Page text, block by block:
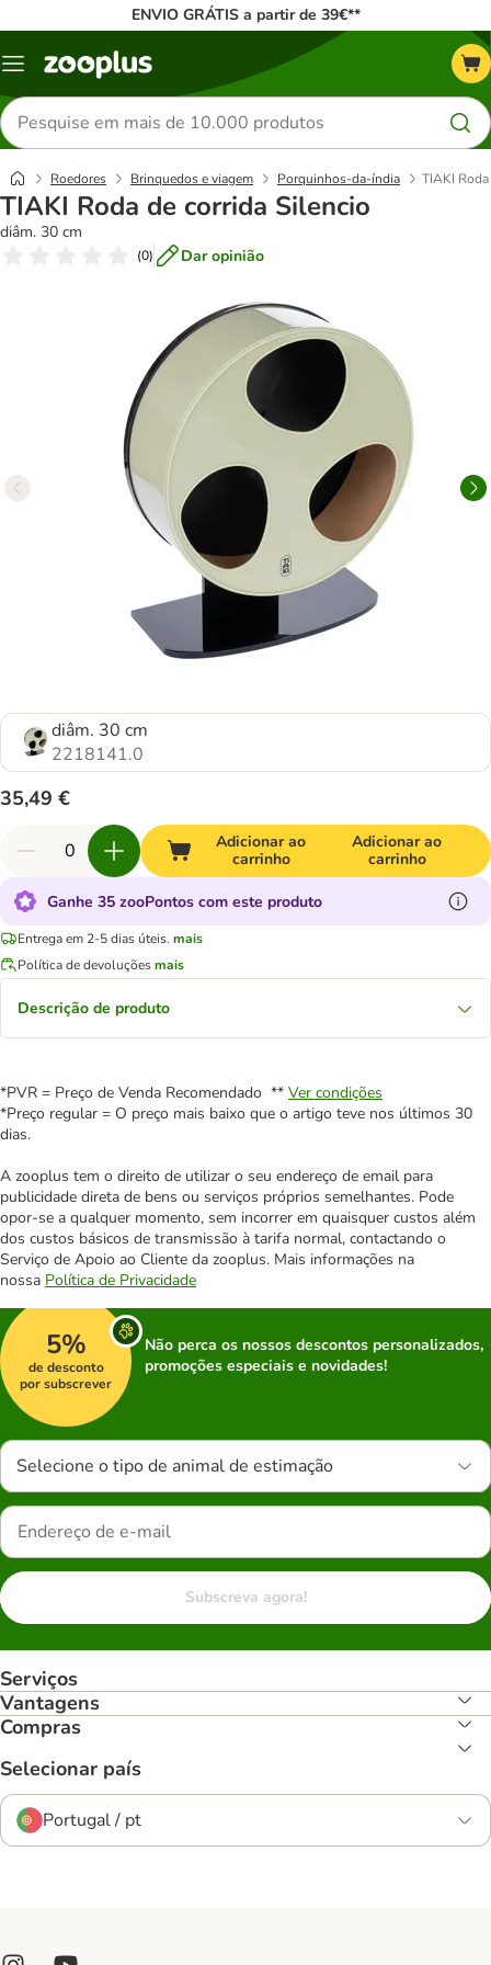
ENVIO GRÁTIS a partir de 39€**
Menu
Pesquisar
produtos
Roedores Brinquedos e viagem Porquinhos-da-índia TIAKI
TIAKI Roda de corrida Silencio
diâm. 30 cm
(0) Dar opinião
diâm. 30 cm
2218141.0
35,49 €
Adicionar ao
carrinho
Adicionar ao
carrinho
Ganhe 35 zooPontos com este produto
Entrega em 2-5 dias úteis. mais
Política de devoluçõesmais
Descrição de produto
*PVR = Preço de Venda Recomendado ** Ver condições
*Preço regular = O preço mais baixo que o artigo teve nos últimos 30
dias.
A zooplus tem o direito de utilizar o seu endereço de email para
publicidade direta de bens ou serviços próprios semelhantes. Pode
opor-se a qualquer momento, sem incorrer em quaisquer custos além
dos custos básicos de transmissão à tarifa normal, contactando o
Serviço de Apoio ao Cliente da zooplus. Mais informações na
nossa Política de Privacidade
5%
de desconto
por subscrever
Não perca os nossos descontos personalizados,
promoções especiais e novidades!
Selecione o tipo de animal de estimação
Subscreva agora!
Serviços
Vantagens
Compras
Selecionar país
Portugal / pt